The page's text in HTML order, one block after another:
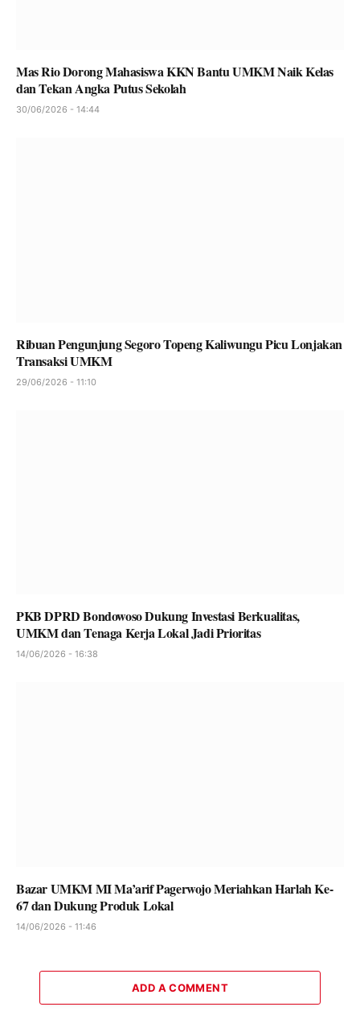
Mas Rio Dorong Mahasiswa KKN Bantu UMKM Naik Kelas
dan Tekan Angka Putus Sekolah
30/06/2026 - 14:44
Ribuan Pengunjung Segoro Topeng Kaliwungu Picu Lonjakan
Transaksi UMKM
29/06/2026 - 11:10
PKB DPRD Bondowoso Dukung Investasi Berkualitas,
UMKM dan Tenaga Kerja Lokal Jadi Prioritas
14/06/2026 - 16:38
Bazar UMKM MI Ma’arif Pagerwojo Meriahkan Harlah Ke-
67 dan Dukung Produk Lokal
14/06/2026 - 11:46
ADD A COMMENT